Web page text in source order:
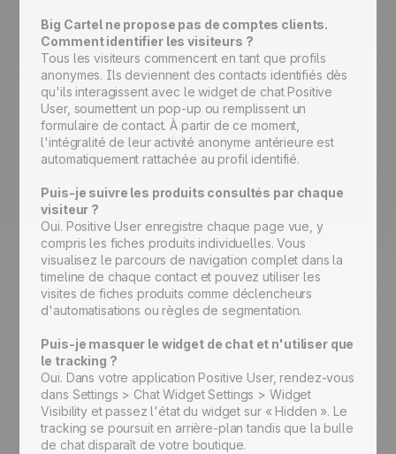
Big Cartel ne propose pas de comptes clients.
Comment identifier les visiteurs ?
Tous les visiteurs commencent en tant que profils
anonymes. Ils deviennent des contacts identifiés dès
qu'ils interagissent avec le widget de chat Positive
User, soumettent un pop-up ou remplissent un
formulaire de contact. À partir de ce moment,
l'intégralité de leur activité anonyme antérieure est
automatiquement rattachée au profil identifié.
Puis-je suivre les produits consultés par chaque
visiteur ?
Oui. Positive User enregistre chaque page vue, y
compris les fiches produits individuelles. Vous
visualisez le parcours de navigation complet dans la
timeline de chaque contact et pouvez utiliser les
visites de fiches produits comme déclencheurs
d'automatisations ou règles de segmentation.
Puis-je masquer le widget de chat et n'utiliser que
le tracking ?
Oui. Dans votre application Positive User, rendez-vous
dans Settings > Chat Widget Settings > Widget
Visibility et passez l'état du widget sur « Hidden ». Le
tracking se poursuit en arrière-plan tandis que la bulle
de chat disparaît de votre boutique.